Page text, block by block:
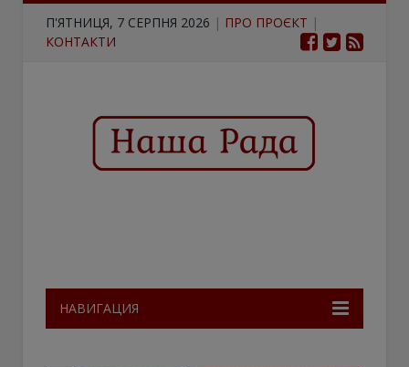
П'ЯТНИЦЯ, 7 СЕРПНЯ 2026 | ПРО ПРОЄКТ |
КОНТАКТИ
НАВИГАЦИЯ